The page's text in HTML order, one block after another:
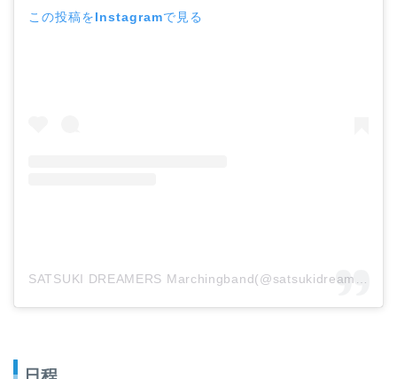
この投稿をInstagramで見る
SATSUKI DREAMERS Marchingband(@satsukidreamers)がシェアした投稿